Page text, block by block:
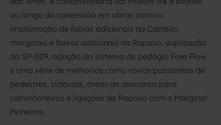
ao longo da concessão em obras como a
implantação de faixas adicionais na Castello,
marginais e faixas adicionais na Raposo, duplicação
da SP-029, adoção do sistema de pedágio Free Flow
e uma série de melhorias como novas passarelas de
pedestres, ciclovias, áreas de descanso para
caminhoneiros e ligações da Raposo com a Marginal
Pinheiros.